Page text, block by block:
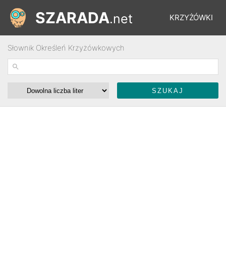
KRZYŻÓWKI
ŁAMIGŁÓWKI
SZARADA.net
Słownik Określeń Krzyżówkowych